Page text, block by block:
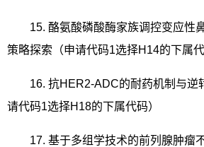
15. 酪氨酸磷酸酶家族调控变应性
策略探索（申请代码1选择H14的下属代
16. 抗HER2-ADC的耐药机制与逆
请代码1选择H18的下属代码）
17. 基于多组学技术的前列腺肿瘤